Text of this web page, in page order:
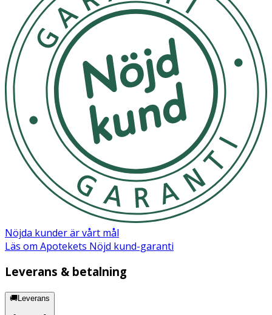
- Vuxna ska applicera sprayen på små barn. Använd inte
på barns händer. Får inte användas på barn under 3 år.
- Använd inte på sår eller irriterad hud. Sluta använda om
irritation uppstår.
- Applicera utomhus eller i väl ventilerat område.
- Förvaras oåtkomligt för barn.
Innehåll
Citronellal; Citronellol; Cineol; Limonen; Linalool. Kan
orsaka en allergisk reaktion.
Säkerhetsdatablad (PDF)
Nöjda kunder är vårt mål
Läs om Apotekets Nöjd kund-garanti
Leverans & betalning
🚚Leverans